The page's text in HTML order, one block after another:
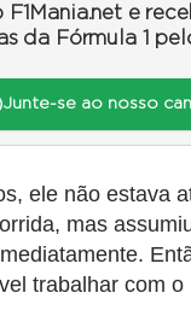
F1Mania.net e
da Fórmula 1
Junte-se ao nosso
ele não estava
mas
trabalhar com o